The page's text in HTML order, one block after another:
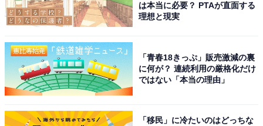
は本当に必要？ PTAが直面する
理想と現実
「青春18きっぷ」販売激減の裏
に何が？ 連続利用の厳格化だけ
ではない「本当の理由」
「移民」に冷たいのはどっちな